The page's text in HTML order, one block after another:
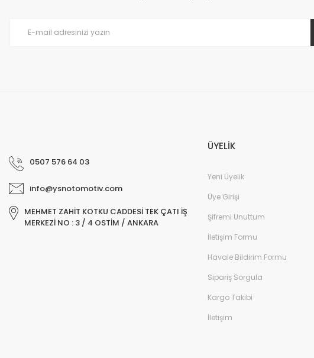
0507 576 64 03
info@ysnotomotiv.com
MEHMET ZAHİT KOTKU CADDESİ TEK ÇATI İŞ
MERKEZİ NO : 3 / 4 OSTİM / ANKARA
ÜYELİK
Yeni Üyelik
Üye Girişi
Şifremi Unuttum
İletişim Formu
Havale Bildirim Formu
Sipariş Sorgula
Kargo Takibi
İletişim